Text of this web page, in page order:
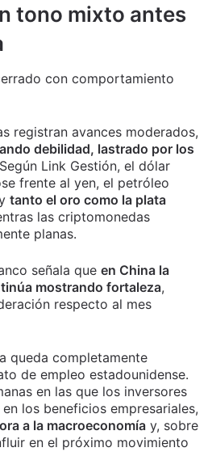
tono mixto antes
con comportamiento
registran avances moderados,
debilidad, lastrado por los
Link Gestión, el dólar
frente al yen, el petróleo
tanto el oro como la plata
las criptomonedas
planas.
señala que en China la
mostrando fortaleza,
respecto al mes
queda completamente
de empleo estadounidense.
en las que los inversores
los beneficios empresariales,
a la macroeconomía y, sobre
en el próximo movimiento